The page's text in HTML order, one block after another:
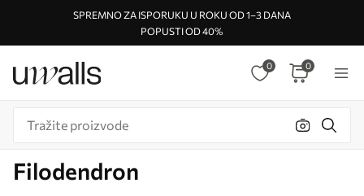
SPREMNO ZA ISPORUKU U ROKU OD 1–3 DANA
POPUSTI OD 40%
0 0
Filodendron